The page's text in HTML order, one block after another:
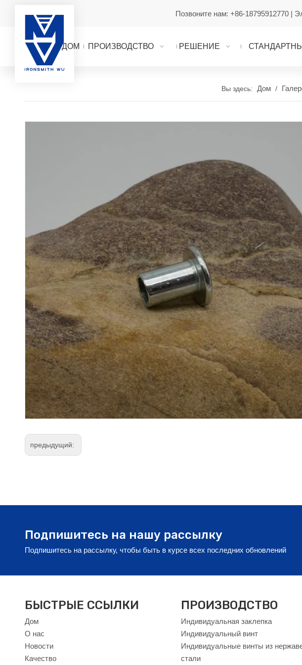
Позвоните нам: +86-18795912770 |
ДОМ ПРОИЗВОДСТВО РЕШЕНИЕ
Вы здесь: Дом /
предыдущий:
Подпишитесь на нашу рассылку
Подпишитесь на рассылку, чтобы быть в курсе всех последних обновлений
БЫСТРЫЕ ССЫЛКИ
Дом
О нас
Новости
Качество
ПРОИЗВОДСТВО
Индивидуальная заклепка
Индивидуальный винт
Индивидуальные винты из
стали